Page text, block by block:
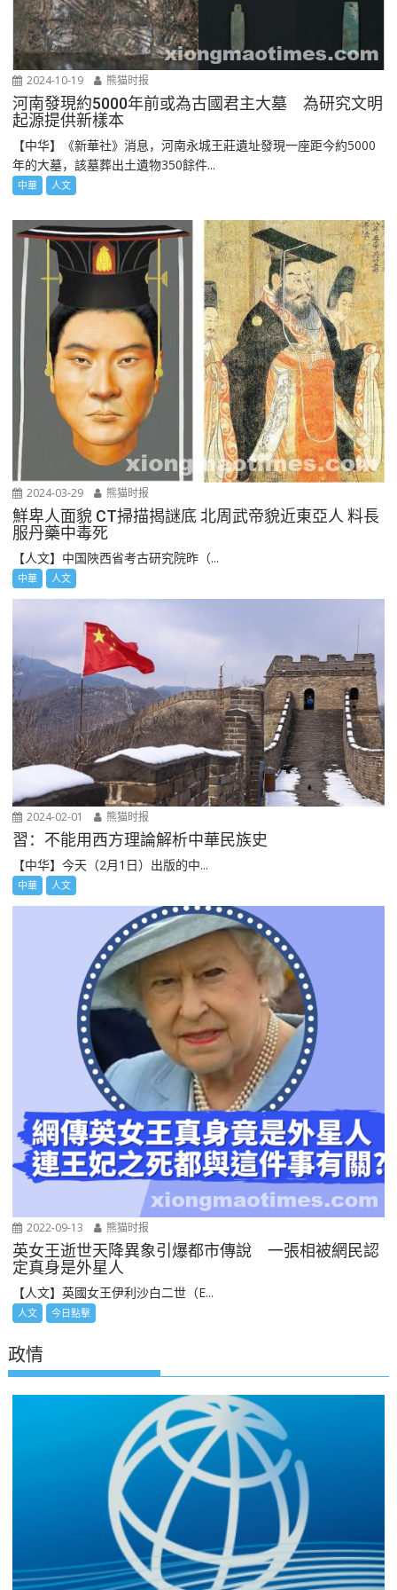
2024-10-19 熊猫时报
河南發現約5000年前或為古國君主大墓 為研究文明
起源提供新樣本
【中华】《新華社》消息，河南永城王莊遺址發現一座距今約5000
年的大墓，該墓葬出土遺物350餘件...
中華 人文
2024-03-29 熊猫时报
鮮卑人面貌 CT掃描揭謎底 北周武帝貌近東亞人 料長
服丹藥中毒死
【人文】中国陜西省考古研究院昨（...
中華 人文
2024-02-01 熊猫时报
習：不能用西方理論解析中華民族史
【中华】今天（2月1日）出版的中...
中華 人文
2022-09-13 熊猫时报
英女王逝世天降異象引爆都市傳說 一張相被網民認
定真身是外星人
【人文】英國女王伊利沙白二世（E...
人文 今日點擊
政情